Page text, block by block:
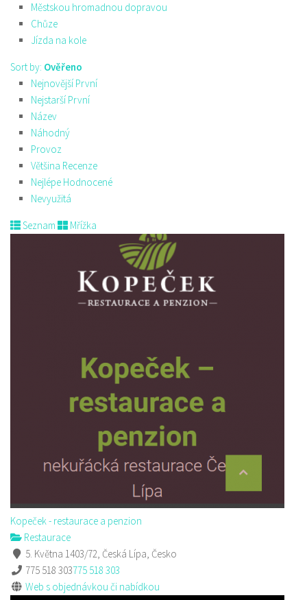
Městskou hromadnou dopravou
Chůze
Jízda na kole
Sort by: Ověřeno
Nejnovější První
Nejstarší První
Název
Náhodný
Provoz
Většina Recenze
Nejlépe Hodnocené
Nevyužitá
Seznam Mřížka
Kopeček - restaurace a penzion
Restaurace
5. Května 1403/72, Česká Lípa, Česko
775 518 303775 518 303
Web s objednávkou či nabídkou